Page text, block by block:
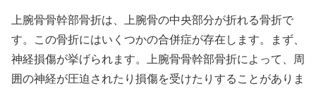
上腕骨骨幹部骨折は、上腕骨の中央部分が折れる骨折で
す。この骨折にはいくつかの合併症が存在します。まず、
神経損傷が挙げられます。上腕骨骨幹部骨折によって、周
囲の神経が圧迫されたり損傷を受けたりすることがありま